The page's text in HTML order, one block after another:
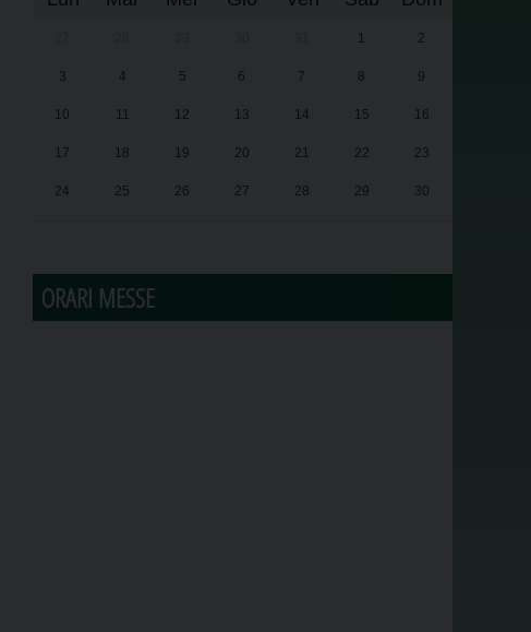
1 2
3 4 5 6 7 8 9
10 11 12 13 14 15 16
17 18 19 20 21 22 23
24 25 26 27 28 29 30
ORARI MESSE